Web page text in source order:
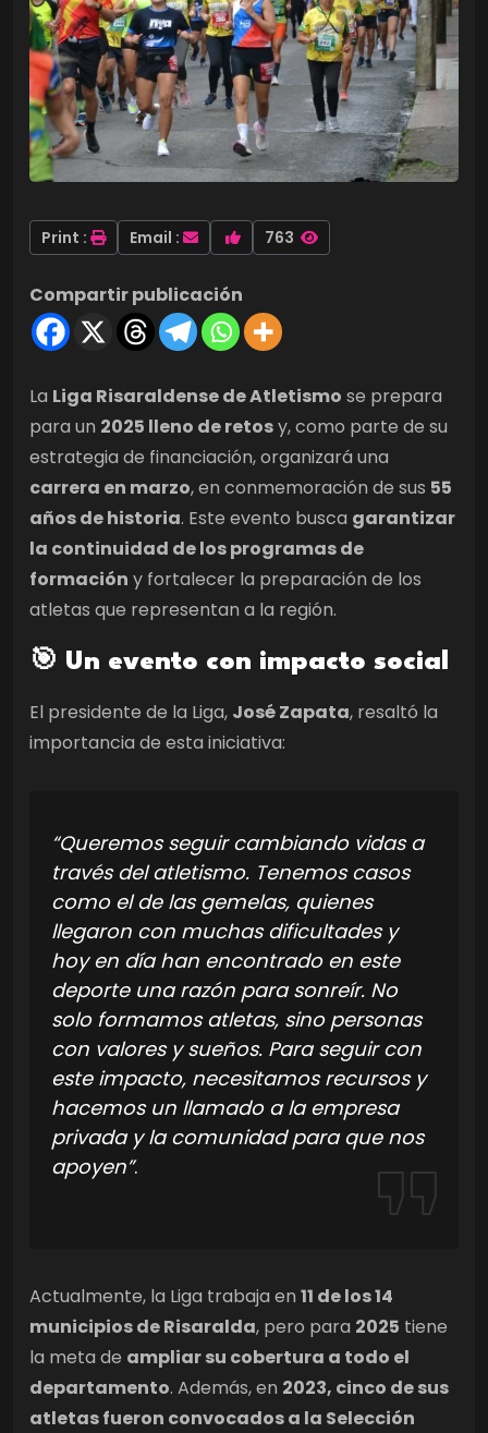
Print : Email : 763
Compartir publicación
La Liga Risaraldense de Atletismo se prepara
para un 2025 lleno de retosy, como parte de su
estrategia de financiación, organizará una
carrera en marzo, en conmemoración de sus 55
años de historia. Este evento busca garantizar
la continuidad de los programas de
formación y fortalecer la preparación de los
atletas que representan a la región.
🎯 Un evento con impacto social
El presidente de la Liga, José Zapata, resaltó la
importancia de esta iniciativa:
“Queremos seguir cambiando vidas a
través del atletismo. Tenemos casos
como el de las gemelas, quienes
llegaron con muchas dificultades y
hoy en día han encontrado en este
deporte una razón para sonreír. No
solo formamos atletas, sino personas
con valores y sueños. Para seguir con
este impacto, necesitamos recursos y
hacemos un llamado a la empresa
privada y la comunidad para que nos
apoyen”.
Actualmente, la Liga trabaja en 11 de los 14
municipios de Risaralda, pero para 2025 tiene
la meta de ampliar su cobertura a todo el
departamento. Además, en 2023, cinco de sus
atletas fueron convocados a la Selección